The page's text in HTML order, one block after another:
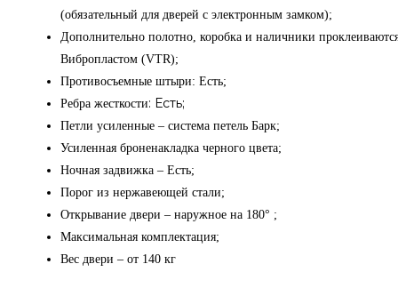
(обязательный для дверей с электронным замком);
Дополнительно полотно, коробка и наличники
Вибропластом (VTR);
Противосъемные штыри: Есть;
Ребра жесткости: Есть;
Петли усиленные – система петель Барк;
Усиленная броненакладка черного цвета;
Ночная задвижка – Есть;
Порог из нержавеющей стали;
Открывание двери – наружное на 180° ;
Максимальная комплектация;
Вес двери – от 140 кг